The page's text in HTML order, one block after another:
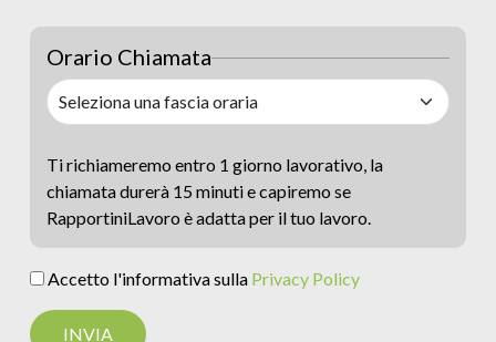
Orario Chiamata
Ti richiameremo entro 1 giorno lavorativo, la
chiamata durerà 15 minuti e capiremo se
RapportiniLavoro è adatta per il tuo lavoro.
Accetto l'informativa sulla Privacy Policy